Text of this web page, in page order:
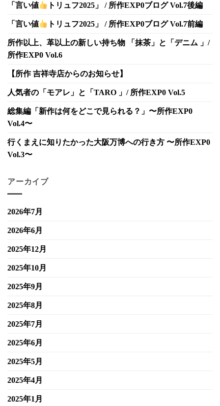
「言い値 トリュフ2025」 / 所作EXP0ブログ Vol.7後編
「言い値 トリュフ2025」 / 所作EXP0ブログ Vol.7前編
所作以上、革以上の新しい持ち物 「抹茶」と「デニム 」/
所作EXP0 Vol.6
【所作 吉祥寺店からのお知らせ】
人気者の「モアレ」と「TARO 」/ 所作EXP0 Vol.5
総集編「新作は何をどこで見られる？」〜所作EXP0
Vol.4〜
行くまえに知りたかった大阪万博への行き方 〜所作EXP0
Vol.3〜
アーカイブ
2026年7月
2026年6月
2025年12月
2025年10月
2025年9月
2025年8月
2025年7月
2025年6月
2025年5月
2025年4月
2025年1月